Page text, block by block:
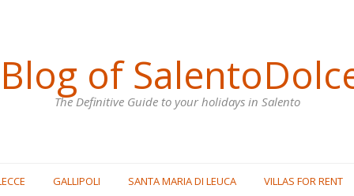
of
The Definitive Guide to your holidays in Salento
GALLIPOLI SANTA MARIA DI LEUCA VILLAS FOR RENT